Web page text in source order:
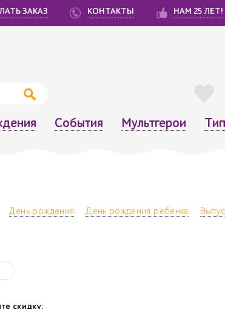
ЗАКАЗ КОНТАКТЫ НАМ 25 ЛЕТ!
События Мультгерои
День рождения День рождения ребенка
скидку: